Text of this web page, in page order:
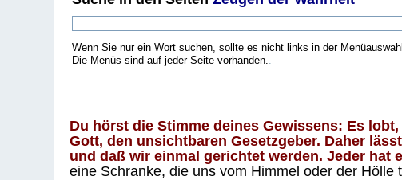
Wenn Sie nur ein Wort suchen, sollte es nicht links in der
Die Menüs sind auf jeder Seite vorhanden.
Du hörst die Stimme deines Gewissens: Es
Gott, den unsichtbaren Gesetzgeber. Daher
und daß wir einmal gerichtet werden. Jeder hat
eine Schranke, die uns vom Himmel oder der